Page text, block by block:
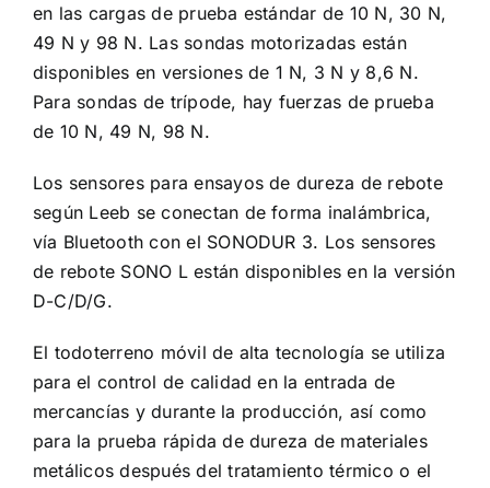
en las cargas de prueba estándar de 10 N, 30 N,
49 N y 98 N. Las sondas motorizadas están
disponibles en versiones de 1 N, 3 N y 8,6 N.
Para sondas de trípode, hay fuerzas de prueba
de 10 N, 49 N, 98 N.
Los sensores para ensayos de dureza de rebote
según Leeb se conectan de forma inalámbrica,
vía Bluetooth con el SONODUR 3. Los sensores
de rebote SONO L están disponibles en la versión
D-C/D/G.
El todoterreno móvil de alta tecnología se utiliza
para el control de calidad en la entrada de
mercancías y durante la producción, así como
para la prueba rápida de dureza de materiales
metálicos después del tratamiento térmico o el